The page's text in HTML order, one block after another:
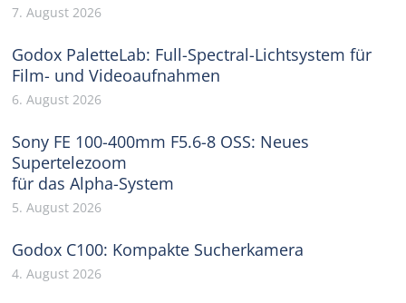
7. August 2026
Godox PaletteLab: Full-Spectral-Lichtsystem für
Film- und Videoaufnahmen
6. August 2026
Sony FE 100-400mm F5.6-8 OSS: Neues
Supertelezoom
für das Alpha-System
5. August 2026
Godox C100: Kompakte Sucherkamera
4. August 2026